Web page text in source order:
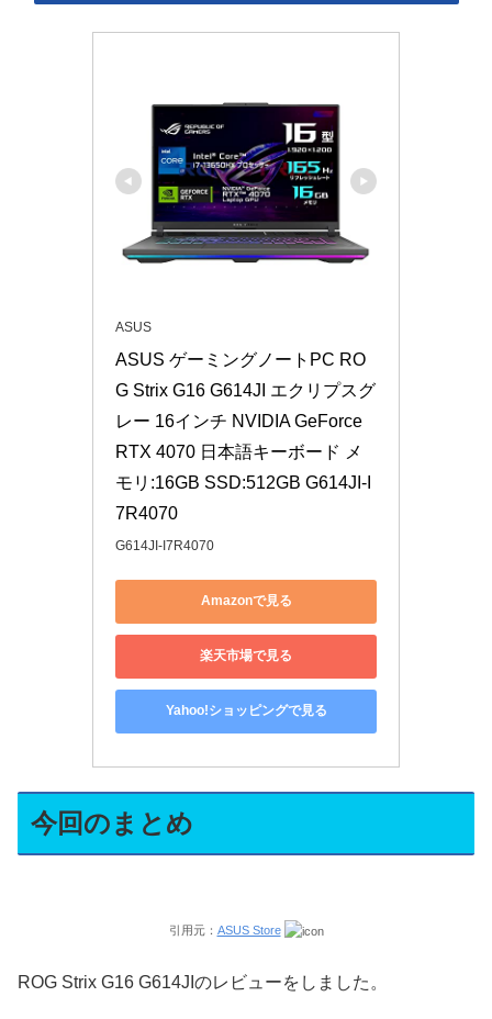
ASUS
ASUS ゲーミングノートPC RO
G Strix G16 G614JI エクリプスグ
レー 16インチ NVIDIA GeForce
RTX 4070 日本語キーボード メ
モリ:16GB SSD:512GB G614JI-I
7R4070
G614JI-I7R4070
Amazonで見る
楽天市場で見る
Yahoo!ショッピングで見る
今回のまとめ
引用元： ASUS Store
ROG Strix G16 G614JIのレビューをしました。